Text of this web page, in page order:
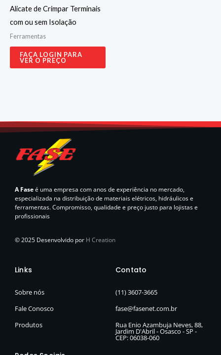
Alicate de Crimpar Terminais
com ou sem Isolação
Ferramentas
FAÇA LOGIN PARA
VER O PREÇO
A Faseé uma empresa com anos de experiência no mercado,
especializada na distribuição de materiais elétricos, hidráulicos e
ferramentas. Compromisso, qualidade e preço justo para lojistas e
profissionais
© 2025 Desenvolvido por H Creation
Links
Sobre nós
Fale Conosco
Produtos
Contato
(11) 3607-3665
fase@fasenet.com.br
Rua Enio Azambuja Neves, 88,
Jardim D'Abril - Osasco - SP -
CEP: 06038-060